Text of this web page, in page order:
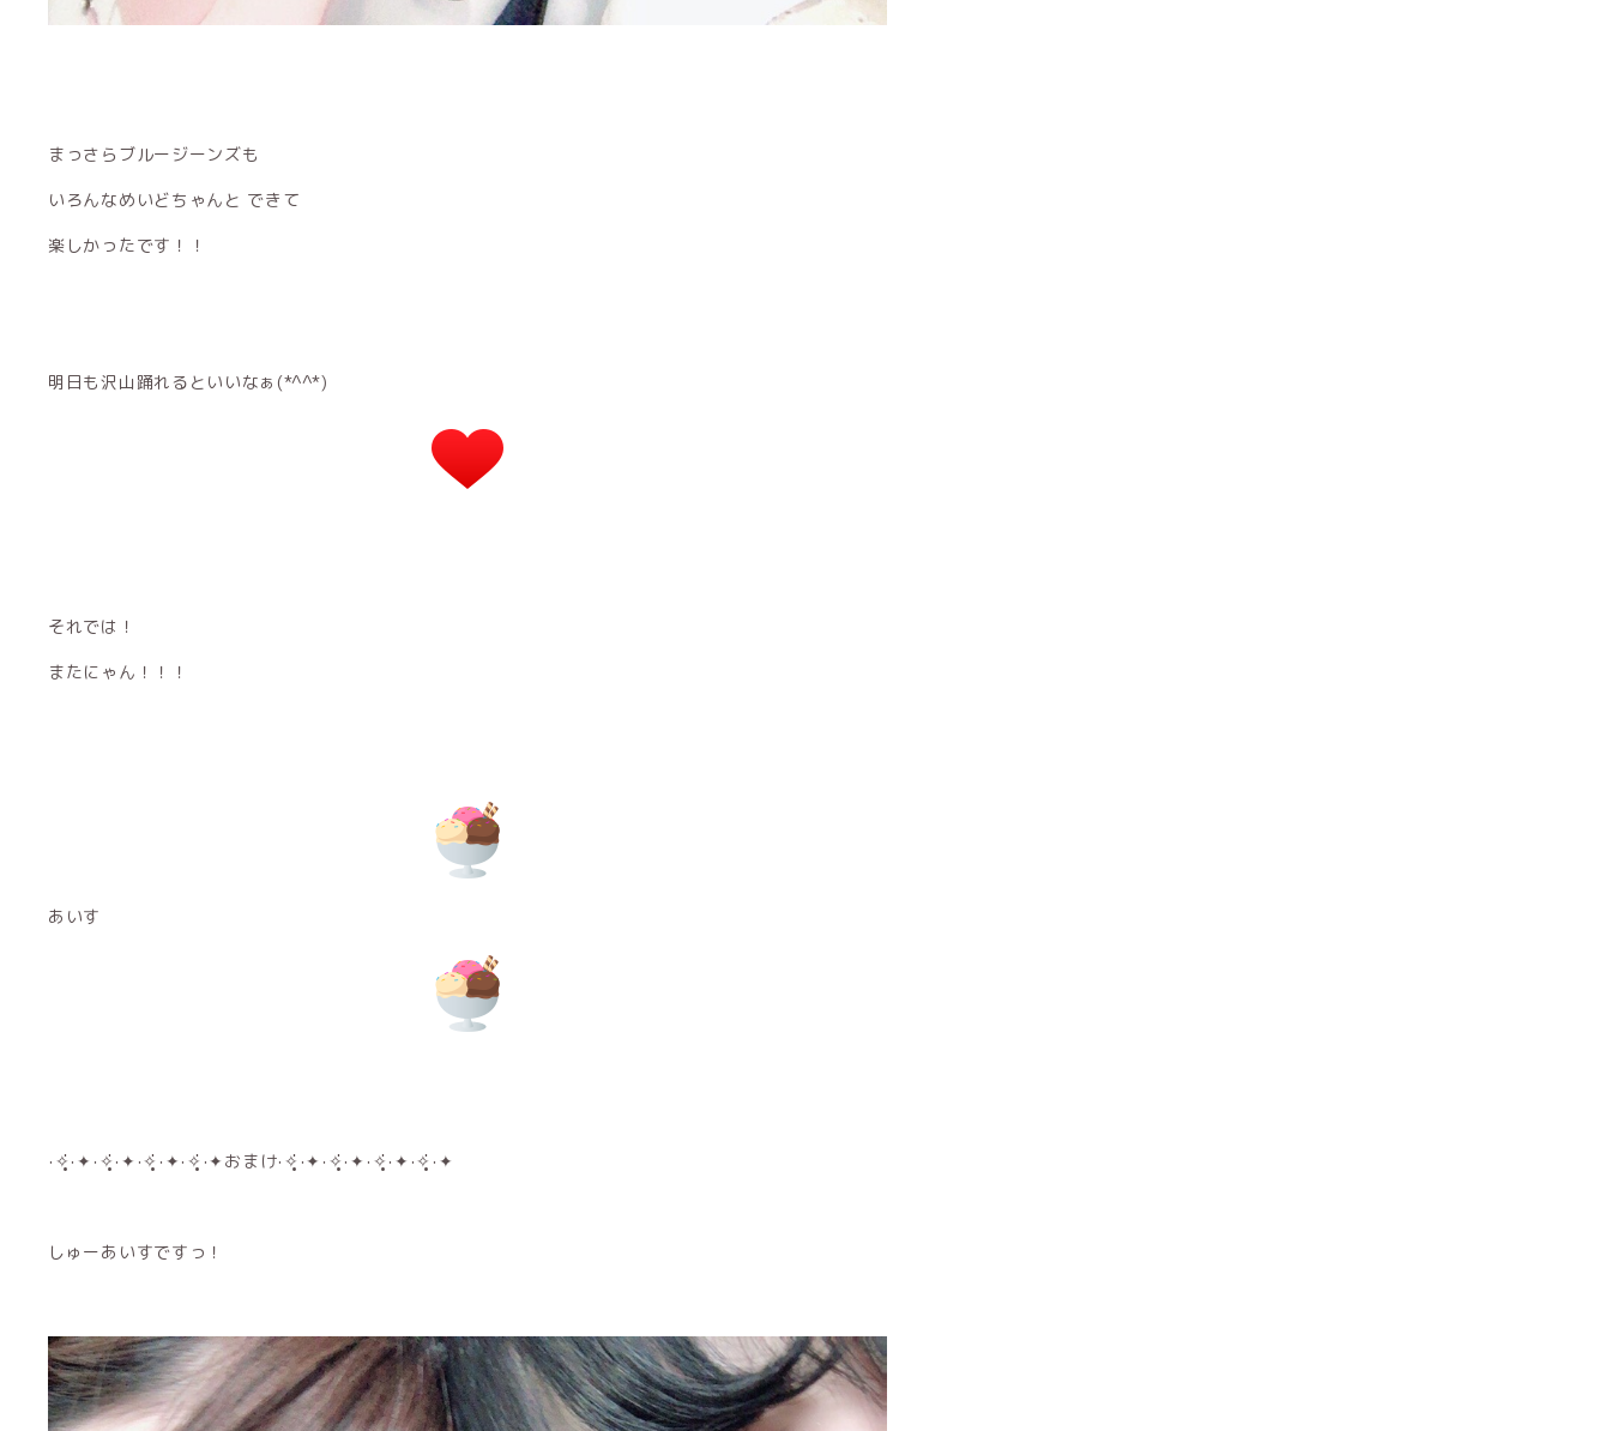
まっさらブルージーンズも
いろんなめいどちゃんと できて
楽しかったです！！
明日も沢山踊れるといいなぁ(*^^*)
それでは！
またにゃん！！！
あいす
‧✧̣̥̇‧✦‧✧̣̥̇‧✦‧✧̣̥̇‧✦‧✧̣̥̇‧✦おまけ‧✧̣̥̇‧✦‧✧̣̥̇‧✦‧✧̣̥̇‧✦‧✧̣̥̇‧✦
しゅーあいすですっ！